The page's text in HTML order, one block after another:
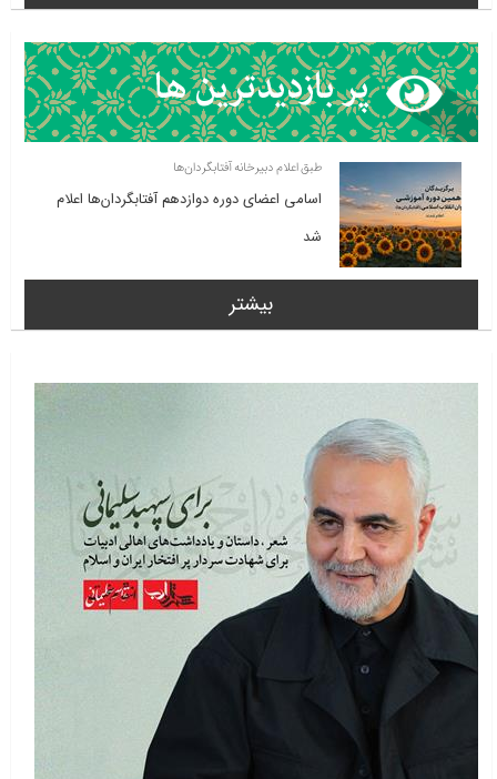
طبق اعلام دبیرخانه آفتابگردان‌ها
اسامی اعضای دوره دوازدهم آفتابگردان‌ها اعلام
شد
بیشتر